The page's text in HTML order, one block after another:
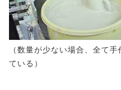
（数量が少ない場合、全て
ている）